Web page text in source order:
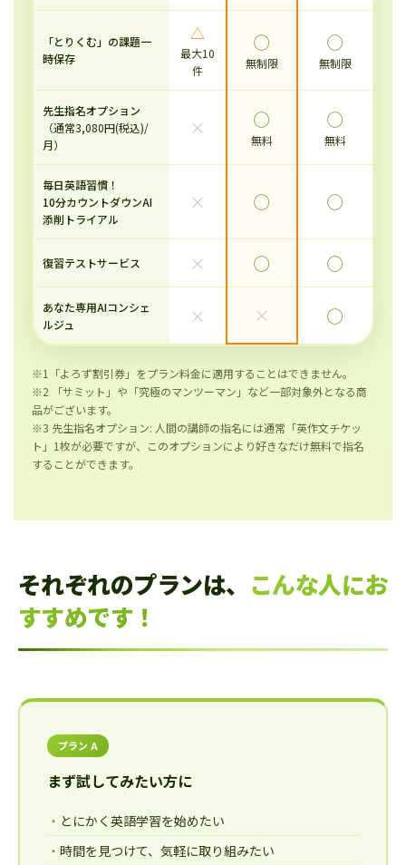
「とりくむ」の課題一
時保存
△
最大10
件
◯
無制限
◯
無制限
先生指名オプション
（通常3,080円(税込)/
月）
× ◯
無料
◯
無料
毎日英語習慣！
10分カウントダウンAI
添削トライアル
× ◯ ◯
復習テストサービス × ◯ ◯
あなた専用AIコンシェ
ルジュ
× × ◯
※1「よろず割引券」をプラン料金に適用することはできません。
※2 「サミット」や「究極のマンツーマン」など一部対象外となる商
品がございます。
※3 先生指名オプション: 人間の講師の指名には通常「英作文チケッ
ト」1枚が必要ですが、このオプションにより好きなだけ無料で指名
することができます。
それぞれのプランは、 こんな人にお
すすめです！
プラン A
まず試してみたい方に
とにかく英語学習を始めたい
時間を見つけて、気軽に取り組みたい